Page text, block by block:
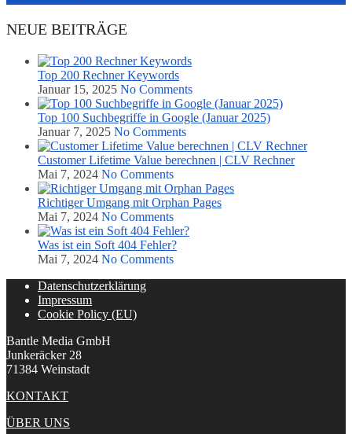
NEUE BEITRÄGE
Top 200 Rechner Keywords
Januar 15, 2025 No Comments
Top 100 Suchbegriffe in Google (Januar 2025)
Januar 7, 2025 No Comments
Customer Lifetime Value berechnen | CLV Rechner
Mai 7, 2024 No Comments
Richtiger Umgang mit Orphan Pages
Mai 7, 2024 No Comments
Was ist ein Soft 404 Fehler?
Mai 7, 2024 No Comments
Datenschutzerklärung
Impressum
Cookie Policy (EU)
Bantle Media GmbH
Junkeräcker 28
71384 Weinstadt
KONTAKT
ÜBER UNS